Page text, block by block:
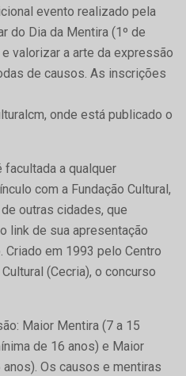
evento realizado pela
do Dia da Mentira (1º de
valorizar a arte da expressão
de causos. As inscrições
onde está publicado o
facultada a qualquer
com a Fundação Cultural,
outras cidades, que
link de sua apresentação
Criado em 1993 pelo Centro
(Cecria), o concurso
Maior Mentira (7 a 15
de 16 anos) e Maior
Os causos e mentiras